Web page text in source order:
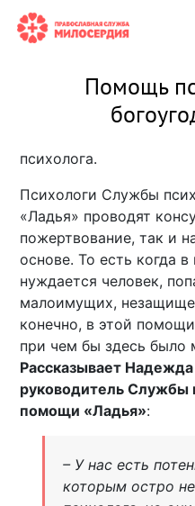
Помощь
психолога.
Психологи Службы
«Ладья» проводят
пожертвование, так и
основе. То есть когда
нуждается человек,
малоимущих,
конечно, в этой
при чем бы здесь было
Рассказывает
руководитель Службы
помощи «Ладья»:
– У нас есть
которым остро